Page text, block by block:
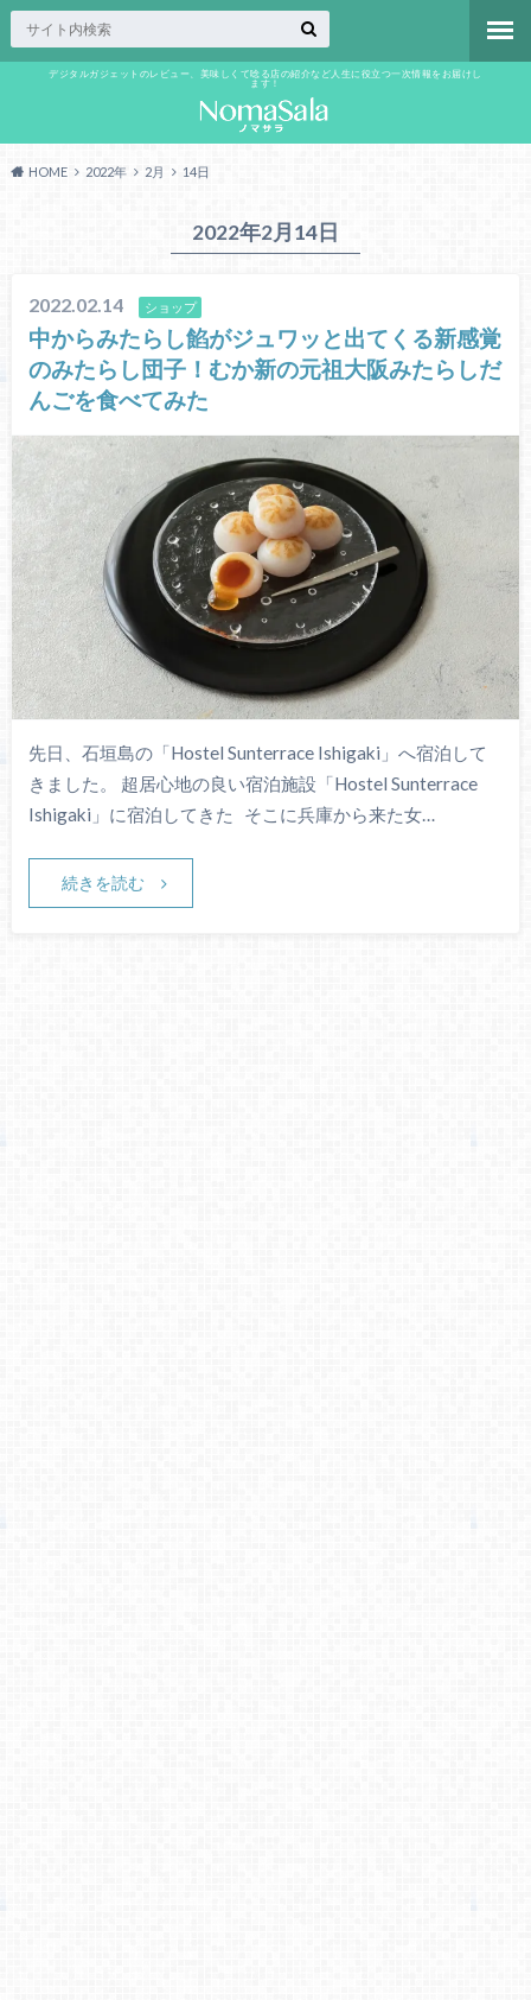
デジタルガジェットのレビュー、美味しくて唸る店の紹介など人生に役立つ一次情報をお届けし
ます！
HOME 2022年 2月 14日
2022年2月14日
2022.02.14 ショップ
中からみたらし餡がジュワッと出てくる新感覚
のみたらし団子！むか新の元祖大阪みたらしだ
んごを食べてみた
先日、石垣島の「Hostel Sunterrace Ishigaki」へ宿泊して
きました。 超居心地の良い宿泊施設「Hostel Sunterrace
Ishigaki」に宿泊してきた そこに兵庫から来た女…
続きを読む